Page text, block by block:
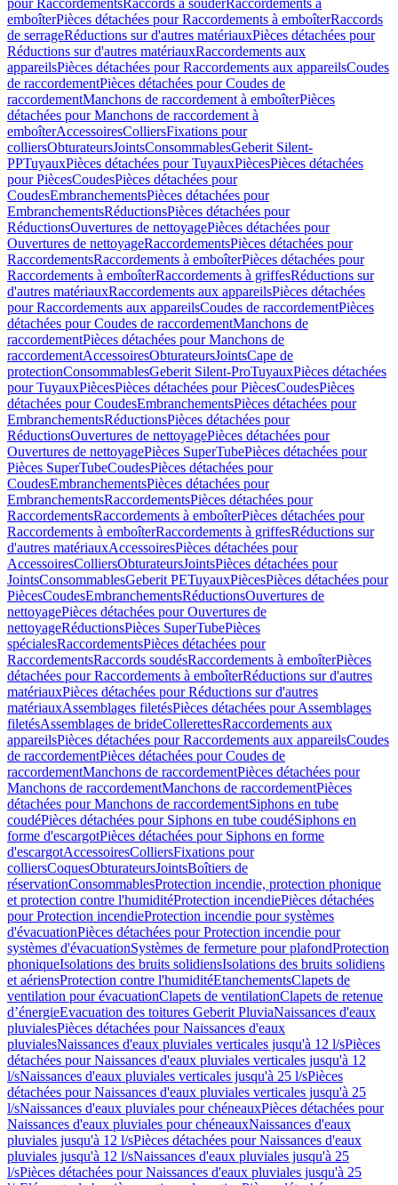
pour RaccordementsRaccords à souderRaccordements à
emboîterPièces détachées pour Raccordements à emboîterRaccords
de serrageRéductions sur d'autres matériauxPièces détachées pour
Réductions sur d'autres matériauxRaccordements aux
appareilsPièces détachées pour Raccordements aux appareilsCoudes
de raccordementPièces détachées pour Coudes de
raccordementManchons de raccordement à emboîterPièces
détachées pour Manchons de raccordement à
emboîterAccessoiresColliersFixations pour
colliersObturateursJointsConsommablesGeberit Silent-
PPTuyauxPièces détachées pour TuyauxPiècesPièces détachées
pour PiècesCoudesPièces détachées pour
CoudesEmbranchementsPièces détachées pour
EmbranchementsRéductionsPièces détachées pour
RéductionsOuvertures de nettoyagePièces détachées pour
Ouvertures de nettoyageRaccordementsPièces détachées pour
RaccordementsRaccordements à emboîterPièces détachées pour
Raccordements à emboîterRaccordements à griffesRéductions sur
d'autres matériauxRaccordements aux appareilsPièces détachées
pour Raccordements aux appareilsCoudes de raccordementPièces
détachées pour Coudes de raccordementManchons de
raccordementPièces détachées pour Manchons de
raccordementAccessoiresObturateursJointsCape de
protectionConsommablesGeberit Silent-ProTuyauxPièces détachées
pour TuyauxPiècesPièces détachées pour PiècesCoudesPièces
détachées pour CoudesEmbranchementsPièces détachées pour
EmbranchementsRéductionsPièces détachées pour
RéductionsOuvertures de nettoyagePièces détachées pour
Ouvertures de nettoyagePièces SuperTubePièces détachées pour
Pièces SuperTubeCoudesPièces détachées pour
CoudesEmbranchementsPièces détachées pour
EmbranchementsRaccordementsPièces détachées pour
RaccordementsRaccordements à emboîterPièces détachées pour
Raccordements à emboîterRaccordements à griffesRéductions sur
d'autres matériauxAccessoiresPièces détachées pour
AccessoiresColliersObturateursJointsPièces détachées pour
JointsConsommablesGeberit PETuyauxPiècesPièces détachées pour
PiècesCoudesEmbranchementsRéductionsOuvertures de
nettoyagePièces détachées pour Ouvertures de
nettoyageRéductionsPièces SuperTubePièces
spécialesRaccordementsPièces détachées pour
RaccordementsRaccords soudésRaccordements à emboîterPièces
détachées pour Raccordements à emboîterRéductions sur d'autres
matériauxPièces détachées pour Réductions sur d'autres
matériauxAssemblages filetésPièces détachées pour Assemblages
filetésAssemblages de brideCollerettesRaccordements aux
appareilsPièces détachées pour Raccordements aux appareilsCoudes
de raccordementPièces détachées pour Coudes de
raccordementManchons de raccordementPièces détachées pour
Manchons de raccordementManchons de raccordementPièces
détachées pour Manchons de raccordementSiphons en tube
coudéPièces détachées pour Siphons en tube coudéSiphons en
forme d'escargotPièces détachées pour Siphons en forme
d'escargotAccessoiresColliersFixations pour
colliersCoquesObturateursJointsBoîtiers de
réservationConsommablesProtection incendie, protection phonique
et protection contre l'humiditéProtection incendiePièces détachées
pour Protection incendieProtection incendie pour systèmes
d'évacuationPièces détachées pour Protection incendie pour
systèmes d'évacuationSystèmes de fermeture pour plafondProtection
phoniqueIsolations des bruits solidiensIsolations des bruits solidiens
et aériensProtection contre l'humiditéEtanchementsClapets de
ventilation pour évacuationClapets de ventilationClapets de retenue
d’énergieEvacuation des toitures Geberit PluviaNaissances d'eaux
pluvialesPièces détachées pour Naissances d'eaux
pluvialesNaissances d'eaux pluviales verticales jusqu'à 12 l/sPièces
détachées pour Naissances d'eaux pluviales verticales jusqu'à 12
l/sNaissances d'eaux pluviales verticales jusqu'à 25 l/sPièces
détachées pour Naissances d'eaux pluviales verticales jusqu'à 25
l/sNaissances d'eaux pluviales pour chéneauxPièces détachées pour
Naissances d'eaux pluviales pour chéneauxNaissances d'eaux
pluviales jusqu'à 12 l/sPièces détachées pour Naissances d'eaux
pluviales jusqu'à 12 l/sNaissances d'eaux pluviales jusqu'à 25
l/sPièces détachées pour Naissances d'eaux pluviales jusqu'à 25